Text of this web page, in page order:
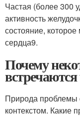
Частая (более 300
активность
состояние,
сердца9.
Почему
Природа проблемы
контекстом. Какие